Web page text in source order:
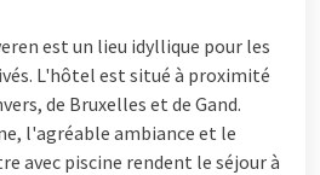
est un lieu idyllique pour les
L'hôtel est situé à proximité
de Bruxelles et de Gand.
l'agréable ambiance et le
avec piscine rendent le séjour à